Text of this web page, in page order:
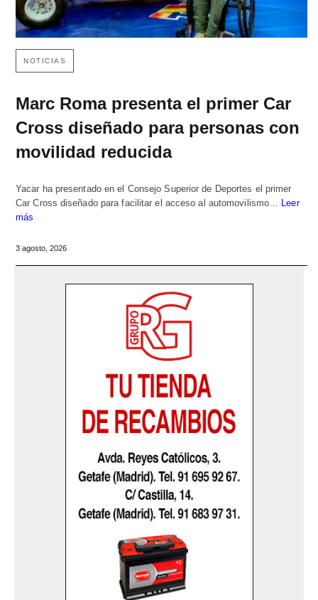
NOTICIAS
Marc Roma presenta el primer Car
Cross diseñado para personas con
movilidad reducida
Yacar ha presentado en el Consejo Superior de Deportes el primer
Car Cross diseñado para facilitar el acceso al automovilismo… Leer
más
3 agosto, 2026